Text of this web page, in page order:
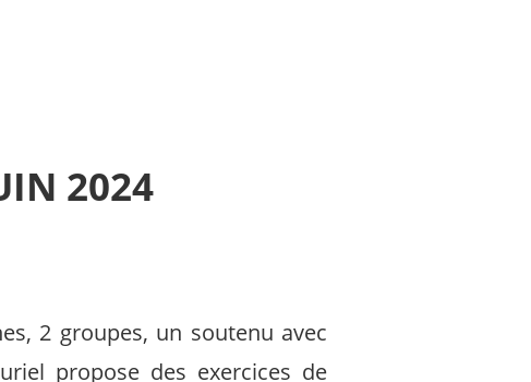
2024
2 groupes, un soutenu avec
propose des exercices de